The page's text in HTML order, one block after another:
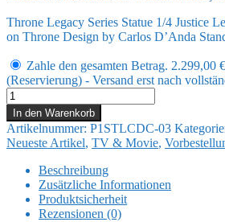
Throne Legacy Series Statue 1/4 Justice
on Throne Design by Carlos D’Anda
Zahle den gesamten Betrag. 2.299,00 €
(Reservierung) - Versand erst nach
Throne
Legacy
Series
Statue
1/4
Justice
League
(Comics)
Darkseid
In den Warenkorb
Artikelnummer: P1STLCDC-03
Neueste Artikel, TV & Movie,
Beschreibung
Zusätzliche Informationen
Produktsicherheit
Rezensionen (0)